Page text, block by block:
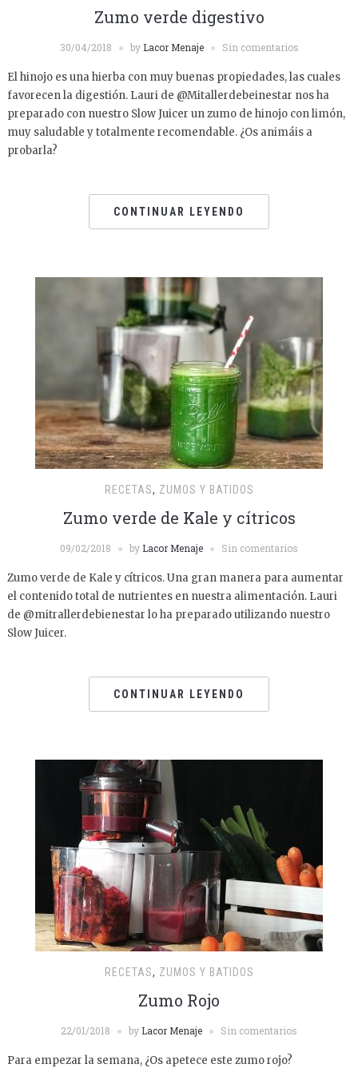
Zumo verde digestivo
30/04/2018 by Lacor Menaje Sin comentarios
El hinojo es una hierba con muy buenas propiedades, las cuales
favorecen la digestión. Lauri de @Mitallerdebeinestar nos ha
preparado con nuestro Slow Juicer un zumo de hinojo con limón,
muy saludable y totalmente recomendable. ¿Os animáis a
probarla?
CONTINUAR LEYENDO
RECETAS, ZUMOS Y BATIDOS
Zumo verde de Kale y cítricos
09/02/2018 by Lacor Menaje Sin comentarios
Zumo verde de Kale y cítricos. Una gran manera para aumentar
el contenido total de nutrientes en nuestra alimentación. Lauri
de @mitrallerdebienestar lo ha preparado utilizando nuestro
Slow Juicer.
CONTINUAR LEYENDO
RECETAS, ZUMOS Y BATIDOS
Zumo Rojo
22/01/2018 by Lacor Menaje Sin comentarios
Para empezar la semana, ¿Os apetece este zumo rojo?